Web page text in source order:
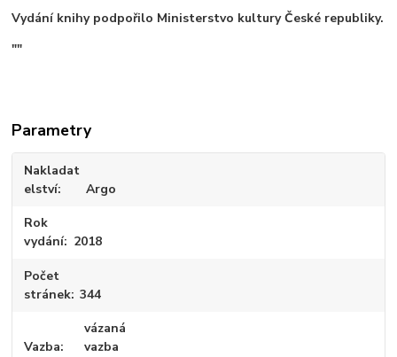
Vydání knihy podpořilo Ministerstvo kultury České republiky.
""
Parametry
Nakladat
elství
Argo
Rok
vydání
2018
Počet
stránek 344
Vazba
vázaná
vazba